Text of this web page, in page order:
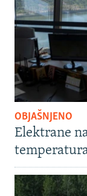
OBJAŠNJENO
Elektrane